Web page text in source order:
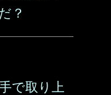
？
で取り上